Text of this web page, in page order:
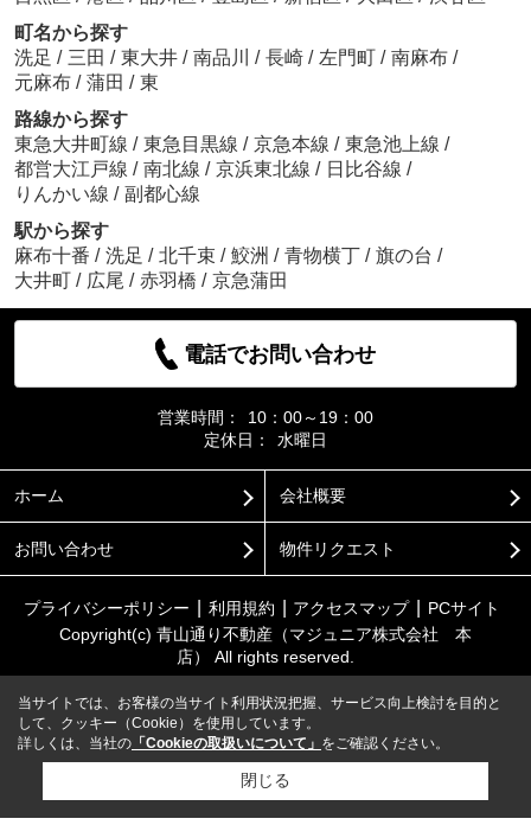
町名から探す
洗足 / 三田 / 東大井 / 南品川 / 長崎 / 左門町 / 南麻布 /
元麻布 / 蒲田 / 東
路線から探す
東急大井町線 / 東急目黒線 / 京急本線 / 東急池上線 /
都営大江戸線 / 南北線 / 京浜東北線 / 日比谷線 /
りんかい線 / 副都心線
駅から探す
麻布十番 / 洗足 / 北千束 / 鮫洲 / 青物横丁 / 旗の台 /
大井町 / 広尾 / 赤羽橋 / 京急蒲田
電話でお問い合わせ
営業時間：
10：00～19：00
定休日：
水曜日
ホーム 会社概要
お問い合わせ 物件リクエスト
プライバシーポリシー 利用規約 アクセスマップ
PCサイト
Copyright(c) 青山通り不動産（マジュニア株式会社 本
店） All rights reserved.
当サイトでは、お客様の当サイト利用状況把握、サービス向上検討を目的と
して、クッキー（Cookie）を使用しています。
詳しくは、当社の 「Cookieの取扱いについて」 をご確認ください。
閉じる